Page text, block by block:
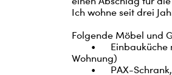
Ich wohne seit drei
Folgende Möbel und
Wohnung)